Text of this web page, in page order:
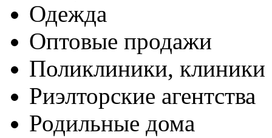
Одежда
Оптовые продажи
Поликлиники, клиники
Риэлторские агентства
Родильные дома